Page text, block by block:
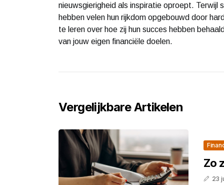
nieuwsgierigheid als inspiratie oproept. Terwijl
hebben velen hun rijkdom opgebouwd door
te leren over hoe zij hun succes hebben
van jouw eigen financiële doelen.
Vergelijkbare Artikelen
Zo
23